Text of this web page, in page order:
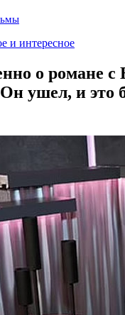
и интересное
о романе с
ушел, и это